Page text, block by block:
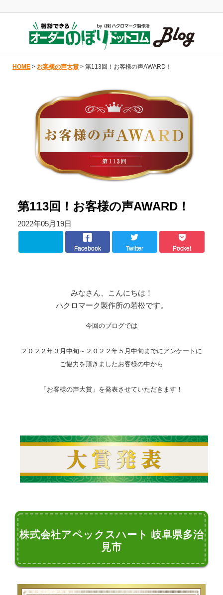
HOME > お客様の声大賞 > 第113回！お客様の声AWARD！
第113回！お客様の声AWARD！
2022年05月19日
Facebook Twitter Pocket
みなさん、こんにちは！
ハクロマーク製作所の若松です。
今回のブログでは
２０２２年３月中旬～２０２２年５月中旬までにアンケートに
ご協力を頂きましたお客様の中から
「お客様の声大賞」を発表させていただきます！
株式会社アペックスハート 岐阜県多治
見市